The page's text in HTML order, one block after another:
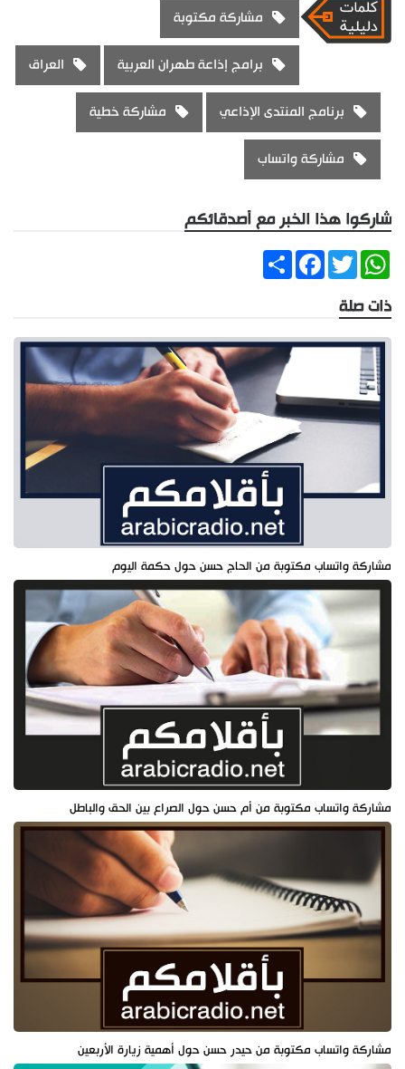
مشاركة مكتوبة
برامج إذاعة طهران العربية العراق
برنامج المنتدى الإذاعي مشاركة خطية
مشاركة واتساب
شاركوا هذا الخبر مع أصدقائكم
ShareFacebookTwitter
WhatsApp
ذات صلة
مشاركة واتساب مكتوبة من الحاج حسن حول حكمة اليوم
مشاركة واتساب مكتوبة من أم حسن حول الصراع بين الحق والباطل
مشاركة واتساب مكتوبة من حيدر حسن حول أهمية زيارة الأربعين